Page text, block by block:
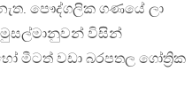
පෞද්ගලික ගණයේ ලා
විසින්
මීටත් වඩා බරපතල ගෝත්‍රික